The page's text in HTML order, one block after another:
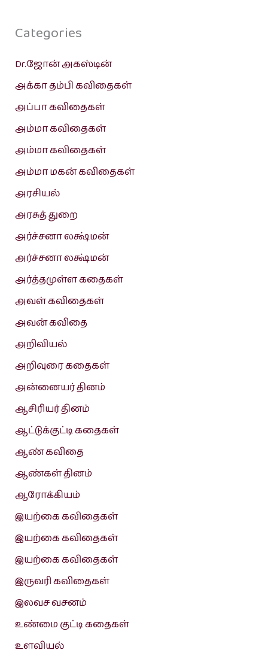
Categories
Dr.ஜோன் அகஸ்டின்
அக்கா தம்பி கவிதைகள்
அப்பா கவிதைகள்
அம்மா கவிதைகள்
அம்மா கவிதைகள்
அம்மா மகன் கவிதைகள்
அரசியல்
அரசுத் துறை
அர்ச்சனா லக்ஷ்மன்
அர்ச்சனா லக்ஷ்மன்
அர்த்தமுள்ள கதைகள்
அவள் கவிதைகள்
அவன் கவிதை
அறிவியல்
அறிவுரை கதைகள்
அன்னையர் தினம்
ஆசிரியர் தினம்
ஆட்டுக்குட்டி கதைகள்
ஆண் கவிதை
ஆண்கள் தினம்
ஆரோக்கியம்
இயற்கை கவிதைகள்
இயற்கை கவிதைகள்
இயற்கை கவிதைகள்
இருவரி கவிதைகள்
இலவச வசனம்
உண்மை குட்டி கதைகள்
உளவியல்